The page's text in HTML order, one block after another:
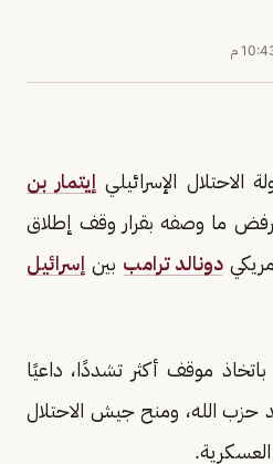
م
الاحتلال الإسرائيلي إيتمار بن
ما وصفه بقرار وقف إطلاق
دونالد ترامب بين إسرائيل
موقف أكثر تشددًا، داعيًا
حزب الله، ومنح جيش الاحتلال
العسكرية.